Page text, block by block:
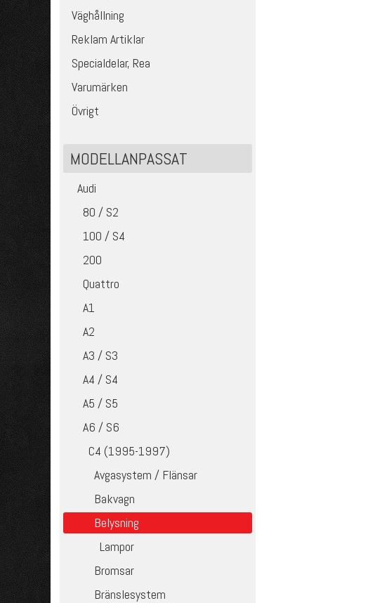
Väghållning
Reklam Artiklar
Specialdelar, Rea
Varumärken
Övrigt
MODELLANPASSAT
Audi
80 / S2
100 / S4
200
Quattro
A1
A2
A3 / S3
A4 / S4
A5 / S5
A6 / S6
C4 (1995-1997)
Avgasystem / Flänsar
Bakvagn
Belysning
Lampor
Bromsar
Bränslesystem